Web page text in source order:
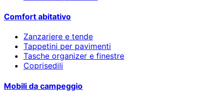
Comfort abitativo
Zanzariere e tende
Tappetini per pavimenti
Tasche organizer e finestre
Coprisedili
Mobili da campeggio